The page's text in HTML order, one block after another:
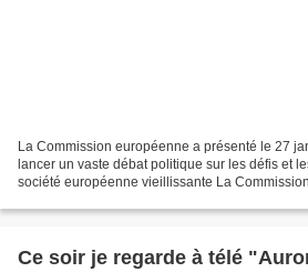
La Commission européenne a présenté le 27
lancer un vaste débat politique sur les défis et
société européenne vieillissante La
Ce soir je regarde à télé